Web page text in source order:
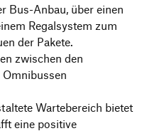
Bus-Anbau, über einen
Regalsystem zum
der Pakete.
zwischen den
Wartebereich bietet
eine positive